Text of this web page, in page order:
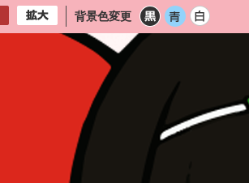
背景色変更